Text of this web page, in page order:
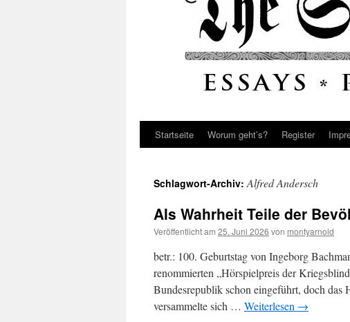
Startseite Worum geht’s? Register
Schlagwort-Archiv:Alfred Andersch
Als Wahrheit Teile der
Veröffentlicht am 25. Juni 2026 von montyarnold
betr.: 100. Geburtstag von Ingeborg
renommierten „Hörspielpreis der
Bundesrepublik schon eingeführt, doch
versammelte sich … Weiterlesen →